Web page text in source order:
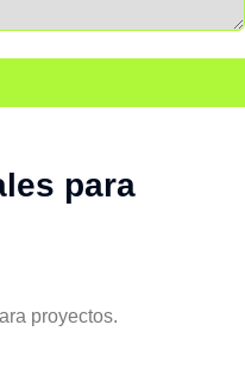
para
proyectos.